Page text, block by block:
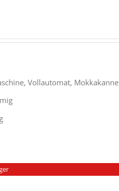
Vollautomat, Mokkakanne